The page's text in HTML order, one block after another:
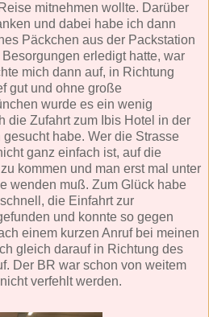
mitnehmen wollte. Darüber
und dabei habe ich dann
Päckchen aus der Packstation
erledigt hatte, war
mich dann auf, in Richtung
gut und ohne große
wurde es ein wenig
die Zufahrt zum Ibis Hotel in der
habe. Wer die Strasse
ganz einfach ist, auf die
kommen und man erst mal unter
wenden muß. Zum Glück habe
die Einfahrt zur
und konnte so gegen
einem kurzen Anruf bei meinen
gleich darauf in Richtung des
Der BR war schon von weitem
verfehlt werden.